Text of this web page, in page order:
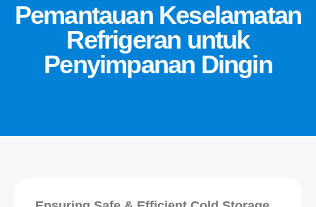
Pemantauan Keselamatan
Refrigeran untuk
Penyimpanan Dingin